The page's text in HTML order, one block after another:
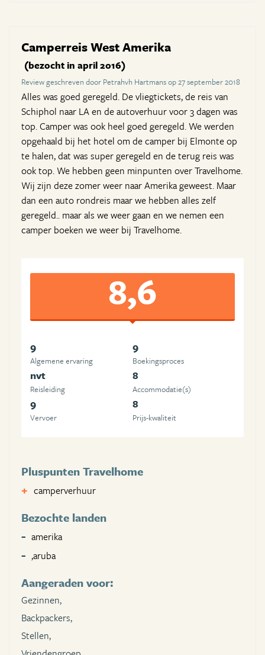
Camperreis West Amerika
(bezocht in april 2016)
Review geschreven door Petrahvh Hartmans op 27 september 2018
Alles was goed geregeld. De vliegtickets, de reis van
Schiphol naar LA en de autoverhuur voor 3 dagen was
top. Camper was ook heel goed geregeld. We werden
opgehaald bij het hotel om de camper bij Elmonte op
te halen, dat was super geregeld en de terug reis was
ook top. We hebben geen minpunten over Travelhome.
Wij zijn deze zomer weer naar Amerika geweest. Maar
dan een auto rondreis maar we hebben alles zelf
geregeld.. maar als we weer gaan en we nemen een
camper boeken we weer bij Travelhome.
8,6
9
Algemene ervaring
9
Boekingsproces
nvt
Reisleiding
8
Accommodatie(s)
9
Vervoer
8
Prijs-kwaliteit
Pluspunten Travelhome
camperverhuur
Bezochte landen
amerika
,aruba
Aangeraden voor:
Gezinnen,
Backpackers,
Stellen,